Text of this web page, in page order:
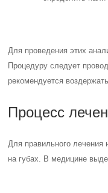
Для проведения этих
Процедуру следует
рекомендуется
Процесс
Для правильного лечения
на губах. В медицине